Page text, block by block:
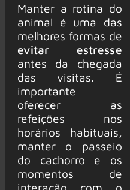
Manter a rotina do
animal é uma das
melhores formas de
evitar estresse
antes da chegada
das visitas. É
importante
oferecer as
refeições nos
horários habituais,
manter o passeio
do cachorro e os
momentos de
interação com o